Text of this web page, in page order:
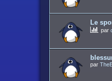
Le
par
par